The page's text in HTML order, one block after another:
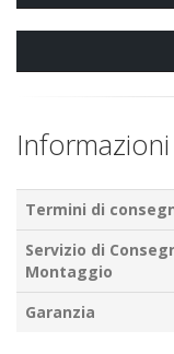
Informazioni
Termini di
Servizio di
Montaggio
Garanzia